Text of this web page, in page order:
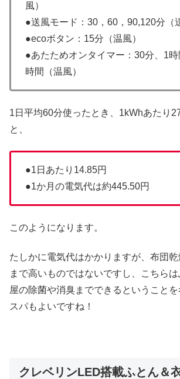
風）
●送風モード：30，60，90,120分（
●ecoボタン：15分（温風）
●あたためオンタイマー：30分、1
時間（温風）
1日平均60分使ったとき、1kWhあたり
と、
●1日あたり14.85円
●1か月の電気代は約445.50円
このようになります。
たしかに電気代はかかりますが、布団
まで高いものではないですし、こちら
屋の除菌や消臭までできるということ
スパもよいですね！
クレベリンLED搭載ふとん＆